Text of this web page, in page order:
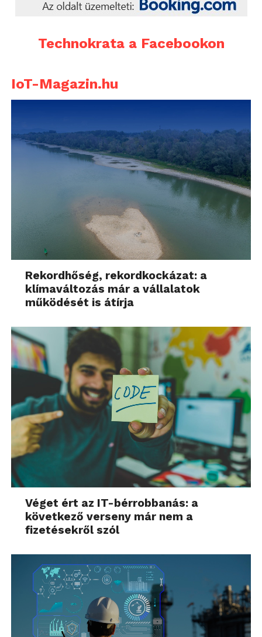
Technokrata a Facebookon
IoT-Magazin.hu
Rekordhőség, rekordkockázat: a
klímaváltozás már a vállalatok
működését is átírja
Véget ért az IT-bérrobbanás: a
következő verseny már nem a
fizetésekről szól